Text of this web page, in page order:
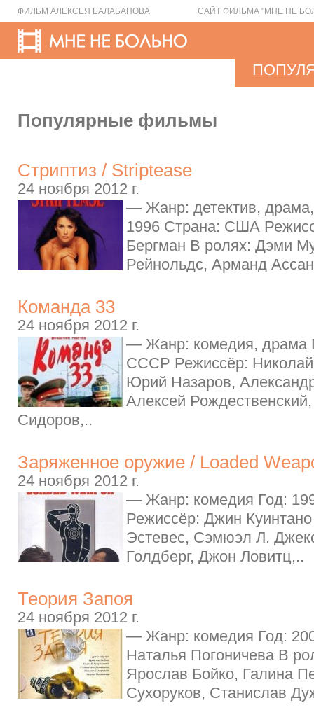
ФИЛЬМ АЛЕКСЕЯ БАЛАБАНОВА САЙТ ФИЛЬМА "МНЕ НЕ
Популярные фильмы
Стриптиз / Striptease
24 ноября 2012 г.
— Жанр: детектив,
1996 Страна: США
Бергман В ролях: Дэми
Рейнольдс, Арманд
Команда 33
24 ноября 2012 г.
— Жанр: комедия, драма
СССР Режиссёр: Николай
Юрий Назаров,
Алексей
Сидоров,..
Заряженное оружие / Loaded
24 ноября 2012 г.
— Жанр: комедия Год:
Режиссёр: Джин
Эстевес, Сэмюэл Л.
Голдберг, Джон Ловитц,..
Теория Запоя
24 ноября 2012 г.
— Жанр: комедия Год:
Наталья Погоничева В
Ярослав Бойко, Галина
Сухоруков, Станислав